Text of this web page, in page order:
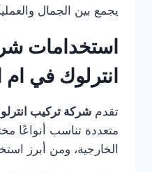
يجمع بين الجمال
استخدامات
انترلوك في ام
تقدم شركة تركيب
متعددة تناسب أنواعًا
الخارجية، ومن أبرز